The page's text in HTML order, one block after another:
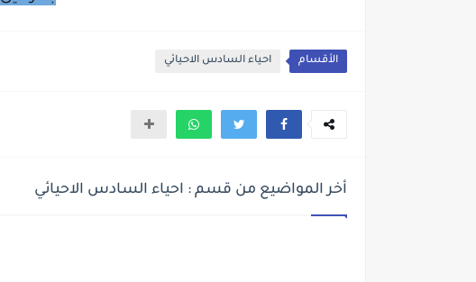
الأقسام احياء السادس الاحيائي
أخر المواضيع من قسم : احياء السادس الاحيائي